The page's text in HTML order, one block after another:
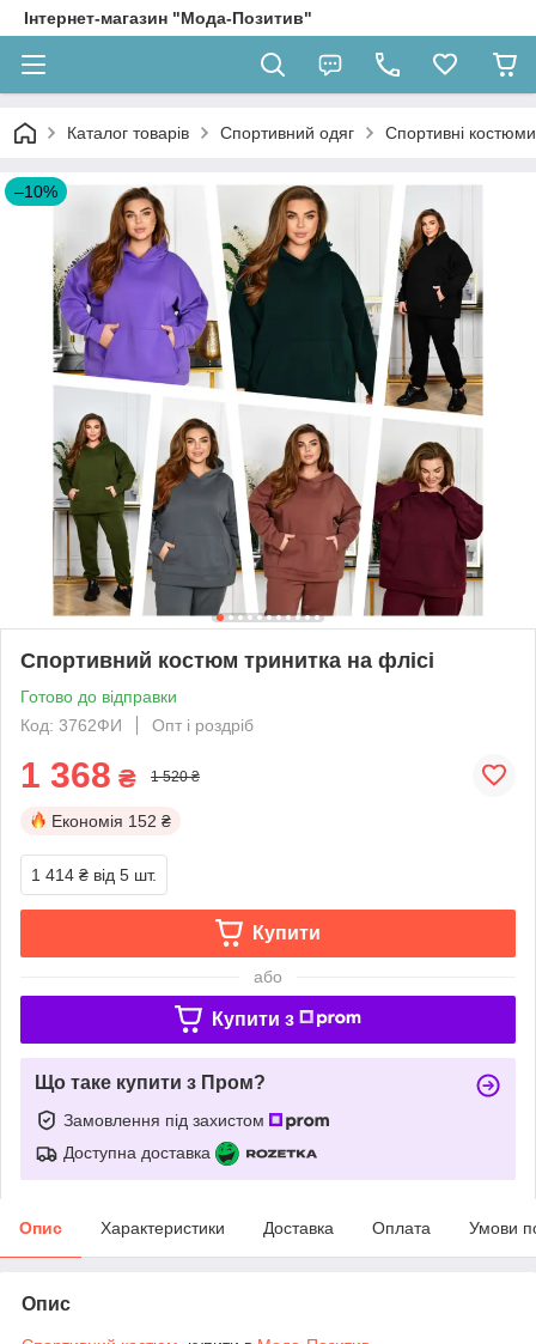
Інтернет-магазин "Мода-Позитив"
Каталог товарів Спортивний одяг Спортивні костюми
–10%
Спортивний костюм тринитка на флісі
Готово до відправки
Код: 3762ФИ
Опт і роздріб
1 368 ₴ 1 520 ₴
Економія 152 ₴
1 414 ₴ від 5 шт.
Купити
або
Купити з
Що таке купити з Пром?
Замовлення під захистом
Доступна доставка
Опис Характеристики Доставка Оплата Умови
Опис